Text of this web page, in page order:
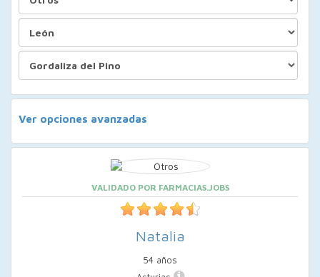
Ver opciones avanzadas
VALIDADO POR FARMACIAS.JOBS
Natalia
54 años